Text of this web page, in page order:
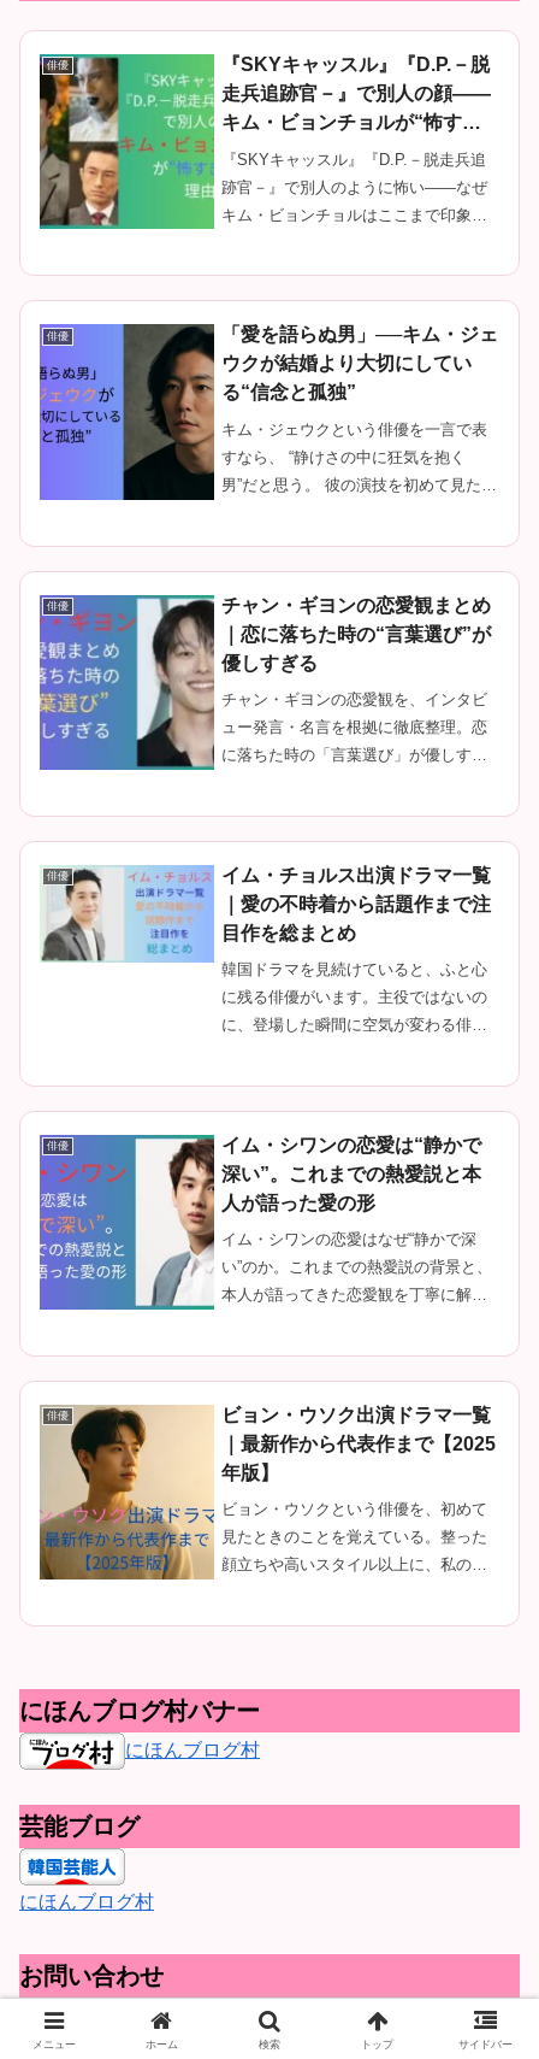
俳優
『SKYキャッスル』『D.P.－脱
走兵追跡官－』で別人の顔——
キム・ビョンチョルが“怖すぎ
る”理由
『SKYキャッスル』『D.P.－脱走兵追
跡官－』で別人のように怖い——なぜ
キム・ビョンチョルはここまで印象に
底解説。
俳優
「愛を語らぬ男」──キム・ジェ
ウクが結婚より大切にしてい
る“信念と孤独”
キム・ジェウクという俳優を一言で表
すなら、 “静けさの中に狂気を抱く
男”だと思う。 彼の演技を初めて見たの
して完璧なバランスで漂う色気―― 私
は一瞬で“画面の温度”が変わ...
俳優
チャン・ギヨンの恋愛観まとめ
｜恋に落ちた時の“言葉選び”が
優しすぎる
チャン・ギヨンの恋愛観を、インタビ
ュー発言・名言を根拠に徹底整理。恋
に落ちた時の「言葉選び」が優しすぎ
した。
俳優
イム・チョルス出演ドラマ一覧
｜愛の不時着から話題作まで注
目作を総まとめ
韓国ドラマを見続けていると、ふと心
に残る俳優がいます。主役ではないの
に、登場した瞬間に空気が変わる俳
る。イム・チョルスは、まさにそんな
俳優のひとりです。私が彼の存在を強
く意識...
俳優
イム・シワンの恋愛は“静かで
深い”。これまでの熱愛説と本
人が語った愛の形
イム・シワンの恋愛はなぜ“静かで深
い”のか。これまでの熱愛説の背景と、
本人が語ってきた恋愛観を丁寧に解
俳優
ビョン・ウソク出演ドラマ一覧
｜最新作から代表作まで【2025
年版】
ビョン・ウソクという俳優を、初めて
見たときのことを覚えている。整った
顔立ちや高いスタイル以上に、私の目
す。...
にほんブログ村バナー
にほんブログ村
芸能ブログ
にほんブログ村
お問い合わせ
お名前（必須）
メニュー ホーム 検索 トップ サイドバー